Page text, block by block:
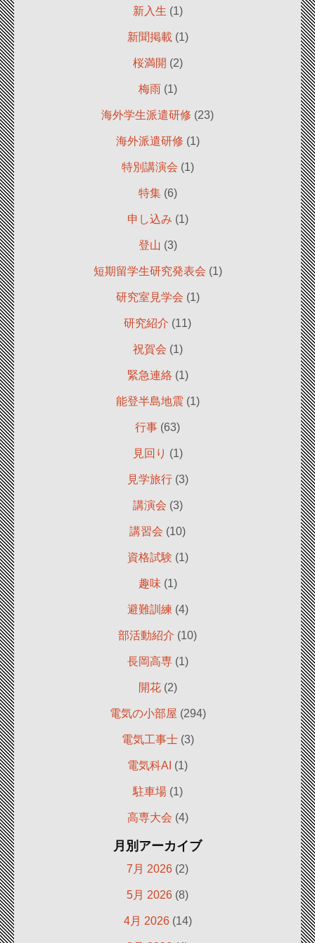
新入生 (1)
新聞掲載 (1)
桜満開 (2)
梅雨(1)
海外学生派遣研修 (23)
海外派遣研修 (1)
特別講演会 (1)
特集(6)
申し込み (1)
登山 (3)
短期留学生研究発表会 (1)
研究室見学会 (1)
研究紹介 (11)
祝賀会 (1)
緊急連絡 (1)
能登半島地震 (1)
行事 (63)
見回り (1)
見学旅行(3)
講演会 (3)
講習会 (10)
資格試験 (1)
趣味 (1)
避難訓練 (4)
部活動紹介 (10)
長岡高専(1)
開花(2)
電気の小部屋 (294)
電気工事士(3)
電気科AI (1)
駐車場(1)
高専大会 (4)
月別アーカイブ
7月 2026 (2)
5月 2026 (8)
4月 2026(14)